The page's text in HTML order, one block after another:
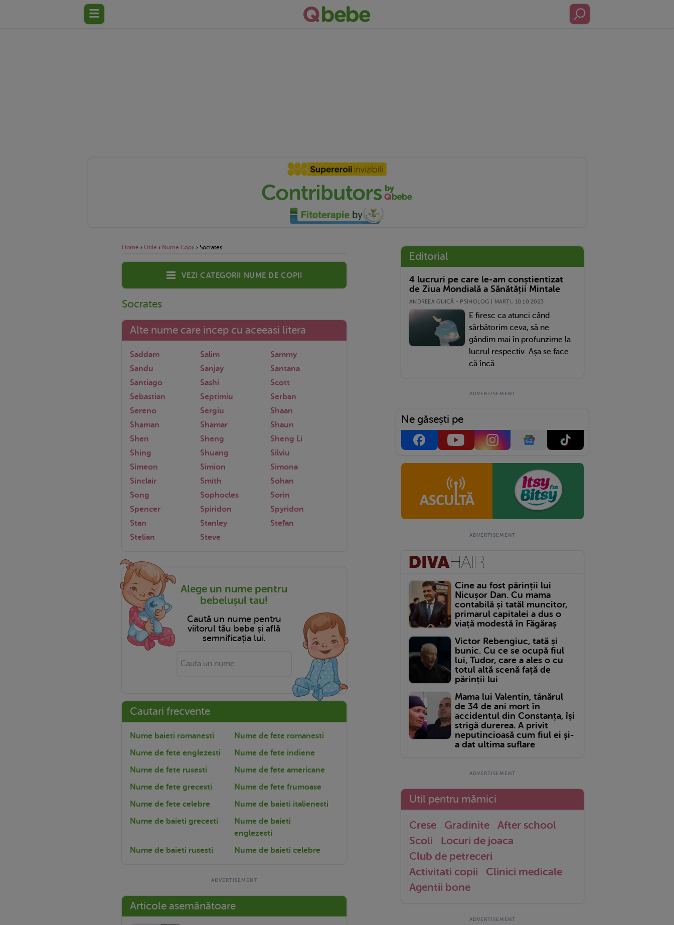
Home › Utile › Nume Copii › Socrates
Vezi categorii nume de copii
Socrates
Alte nume care incep cu aceeasi litera
Saddam Salim
Sammy
Sandu
Sanjay
Santana
Santiago
Sashi
Scott
Sebastian
Septimiu
Serban
Sereno
Sergiu
Shaan
Shaman
Shamar
Shaun
Shen
Sheng
Sheng Li
Shing
Shuang
Silviu
Simeon
Simion
Simona
Sinclair
Smith
Sohan
Song
Sophocles
Sorin
Spencer
Spiridon
Spyridon
Stan
Stanley
Stefan
Stelian
Steve
Alege un nume pentru
bebelușul tau!
Caută un nume pentru
viitorul tău bebe și află
semnificația lui.
Cautari frecvente
Nume baieti romanesti
Nume de fete romanesti
Nume de fete englezesti
Nume de fete indiene
Nume de fete rusesti
Nume de fete americane
Nume de fete grecesti
Nume de fete frumoase
Nume de fete celebre
Nume de baieti italienesti
Nume de baieti grecesti
Nume de baieti
englezesti
Nume de baieti rusesti
Nume de baieti celebre
Articole asemănătoare
Editorial
4 lucruri pe care le-am conștientizat
de Ziua Mondială a Sănătății Mintale
ANDREEA GUICĂ - PSIHOLOG | MARŢI, 10.10.2023
E firesc ca atunci când
sărbătorim ceva, să ne
gândim mai în profunzime la
lucrul respectiv. Așa se face
că încă...
Ne găsești pe
Cine au fost părinții lui
Nicușor Dan. Cu mama
contabilă și tatăl muncitor,
primarul capitalei a dus o
viață modestă în Făgăraș
Victor Rebengiuc, tată și
bunic. Cu ce se ocupă fiul
lui, Tudor, care a ales o cu
totul altă scenă față de
părinții lui
Mama lui Valentin, tânărul
de 34 de ani mort în
accidentul din Constanța, își
strigă durerea. A privit
neputincioasă cum fiul ei și-
a dat ultima suflare
Util pentru mămici
Crese Gradinite
After school
Scoli
Locuri de joaca
Club de petreceri
Activitati copii
Clinici medicale
Agentii bone